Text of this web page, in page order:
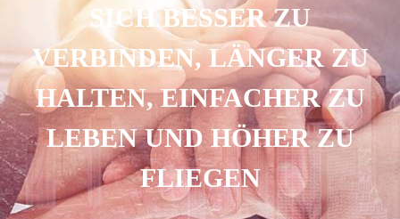
IN VIELE LÄNDER
Alle Produkte anzeigen